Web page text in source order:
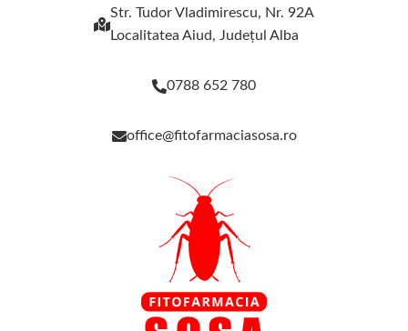
Str. Tudor Vladimirescu, Nr. 92A
Localitatea Aiud, Judeţul Alba
0788 652 780
office@fitofarmaciasosa.ro